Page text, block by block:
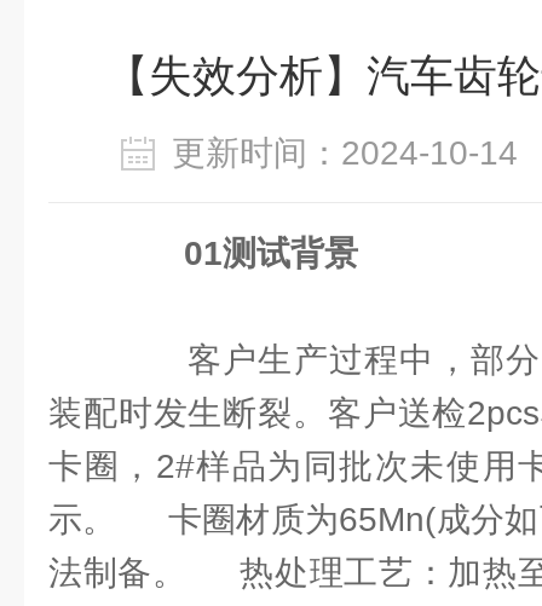
【失效分析】汽车齿
更新时间：2024-10-
01测试背景
客户生产过程中，部分
装配时发生断裂。客户送检
卡圈，2#样品为同批次未使用
示。 卡圈材质为65Mn(成分如
法制备。 热处理工艺：加热